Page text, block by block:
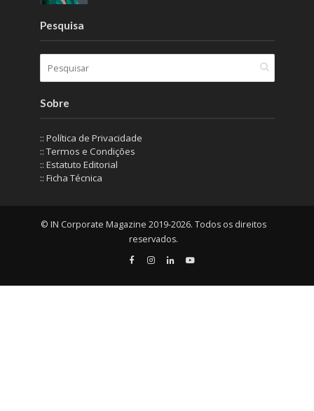
Pesquisa
Sobre
:: Política de Privacidade
:: Termos e Condições
:: Estatuto Editorial
:: Ficha Técnica
© IN Corporate Magazine 2019-2026. Todos os direitos
reservados.